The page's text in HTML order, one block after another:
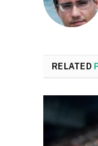
RELATED